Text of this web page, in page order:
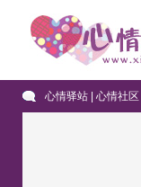
心情驿站 | 心情社区